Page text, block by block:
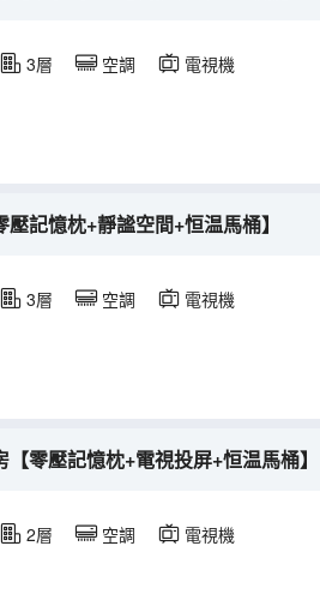
3層 空調 電視機
記憶枕+靜謐空間+恒温馬桶】
3層 空調 電視機
【零壓記憶枕+電視投屏+恒温馬桶】
2層 空調 電視機